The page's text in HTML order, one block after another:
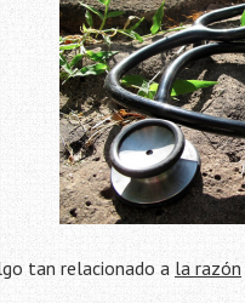
tan relacionado a la razón